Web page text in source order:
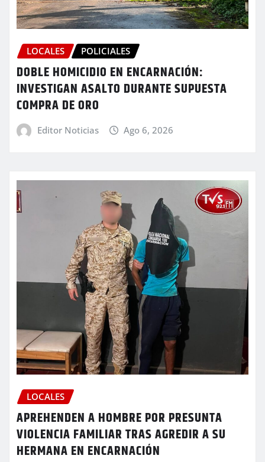
LOCALES POLICIALES
DOBLE HOMICIDIO EN ENCARNACIÓN:
INVESTIGAN ASALTO DURANTE SUPUESTA
COMPRA DE ORO
Editor Noticias Ago 6, 2026
LOCALES
APREHENDEN A HOMBRE POR PRESUNTA
VIOLENCIA FAMILIAR TRAS AGREDIR A SU
HERMANA EN ENCARNACIÓN